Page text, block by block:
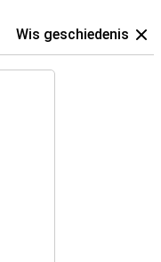
Wis geschiedenis